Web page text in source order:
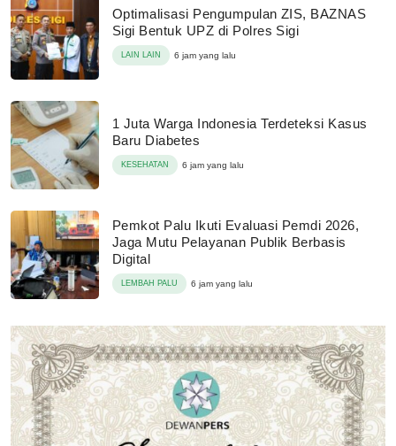
Optimalisasi Pengumpulan ZIS, BAZNAS
Sigi Bentuk UPZ di Polres Sigi
LAIN LAIN 6 jam yang lalu
1 Juta Warga Indonesia Terdeteksi Kasus
Baru Diabetes
KESEHATAN 6 jam yang lalu
Pemkot Palu Ikuti Evaluasi Pemdi 2026,
Jaga Mutu Pelayanan Publik Berbasis
Digital
LEMBAH PALU 6 jam yang lalu